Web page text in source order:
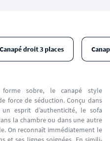
Canapé droit 3 places
sobre, le canapé style
force de séduction. Conçu dans
esprit d’authenticité, le sofa
la chambre ou dans une autre
On reconnaît immédiatement le